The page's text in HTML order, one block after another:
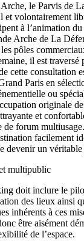
le Parvis de
et volontairement
à l’animation
Arche de La
pôles
il est
cette consultation
Paris en
ou
originale
et
de forum
facilement
devenir un
multipublic
doit inclure le
des lieux ainsi
inhérents à ces
être aisément
de l’espace.